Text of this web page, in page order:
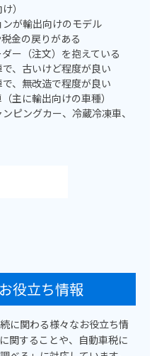
）
が輸出向けのモデル
金の戻りがある
ー（注文）を抱えている
、古いけど程度が良い
、無改造で程度が良い
主に輸出向けの車種）
ピングカー、冷蔵冷凍車、
役立ち情報
に関わる様々なお役立ち情
関することや、自動車税に